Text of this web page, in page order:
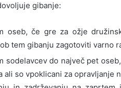
gibanje:
oseb, če gre za ožje
tem gibanju zagotoviti varno
sodelavcev do največ pet
ali so vpoklicani za opravljanje